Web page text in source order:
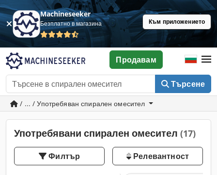
Machineseeker
Безплатно в магазина Към приложението
Търсене
Продавам
/ ... / Употребяван спирален омесител
Употребявани спирален омесител (17)
Филтър Релевантност